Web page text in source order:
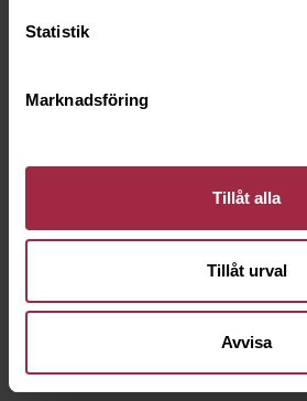
Statistik
Marknadsföring
Tillåt alla
Tillåt urval
Avvisa